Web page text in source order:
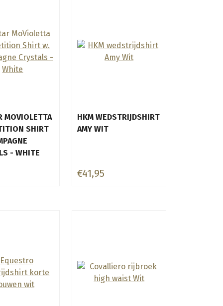
MOVIOLETTA
SHIRT
- WHITE
HKM WEDSTRIJDSHIRT
AMY WIT
€41,95